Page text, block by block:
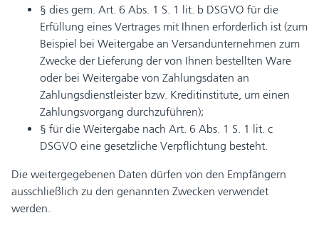
§ dies gem. Art. 6 Abs. 1 S. 1 lit. b DSGVO für die
Erfüllung eines Vertrages mit Ihnen erforderlich ist (zum
Beispiel bei Weitergabe an Versandunternehmen zum
Zwecke der Lieferung der von Ihnen bestellten Ware
oder bei Weitergabe von Zahlungsdaten an
Zahlungsdienstleister bzw. Kreditinstitute, um einen
Zahlungsvorgang durchzuführen);
§ für die Weitergabe nach Art. 6 Abs. 1 S. 1 lit. c
DSGVO eine gesetzliche Verpflichtung besteht.
Die weitergegebenen Daten dürfen von den Empfängern
ausschließlich zu den genannten Zwecken verwendet
werden.